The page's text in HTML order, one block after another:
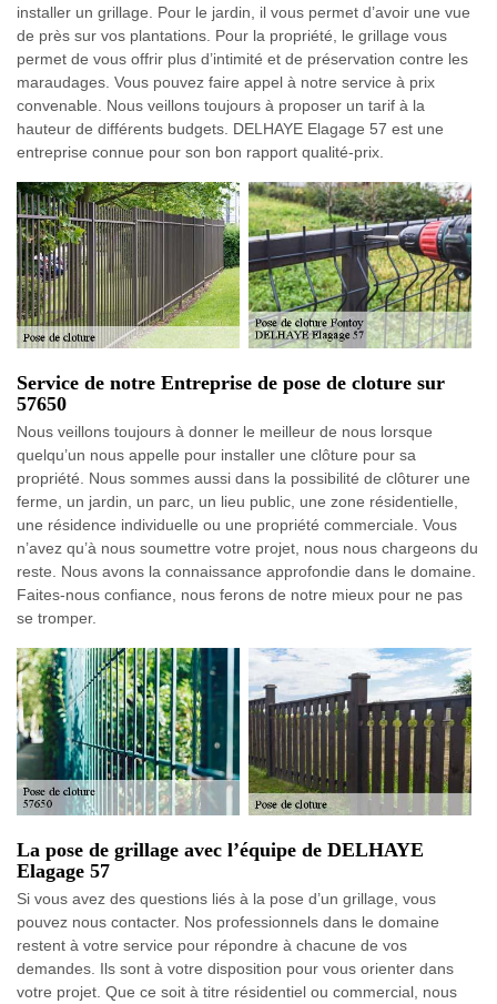
installer un grillage. Pour le jardin, il vous permet d’avoir une vue
de près sur vos plantations. Pour la propriété, le grillage vous
permet de vous offrir plus d’intimité et de préservation contre les
maraudages. Vous pouvez faire appel à notre service à prix
convenable. Nous veillons toujours à proposer un tarif à la
hauteur de différents budgets. DELHAYE Elagage 57 est une
entreprise connue pour son bon rapport qualité-prix.
Service de notre Entreprise de pose de cloture sur
57650
Nous veillons toujours à donner le meilleur de nous lorsque
quelqu’un nous appelle pour installer une clôture pour sa
propriété. Nous sommes aussi dans la possibilité de clôturer une
ferme, un jardin, un parc, un lieu public, une zone résidentielle,
une résidence individuelle ou une propriété commerciale. Vous
n’avez qu’à nous soumettre votre projet, nous nous chargeons du
reste. Nous avons la connaissance approfondie dans le domaine.
Faites-nous confiance, nous ferons de notre mieux pour ne pas
se tromper.
La pose de grillage avec l’équipe de DELHAYE
Elagage 57
Si vous avez des questions liés à la pose d’un grillage, vous
pouvez nous contacter. Nos professionnels dans le domaine
restent à votre service pour répondre à chacune de vos
demandes. Ils sont à votre disposition pour vous orienter dans
votre projet. Que ce soit à titre résidentiel ou commercial, nous